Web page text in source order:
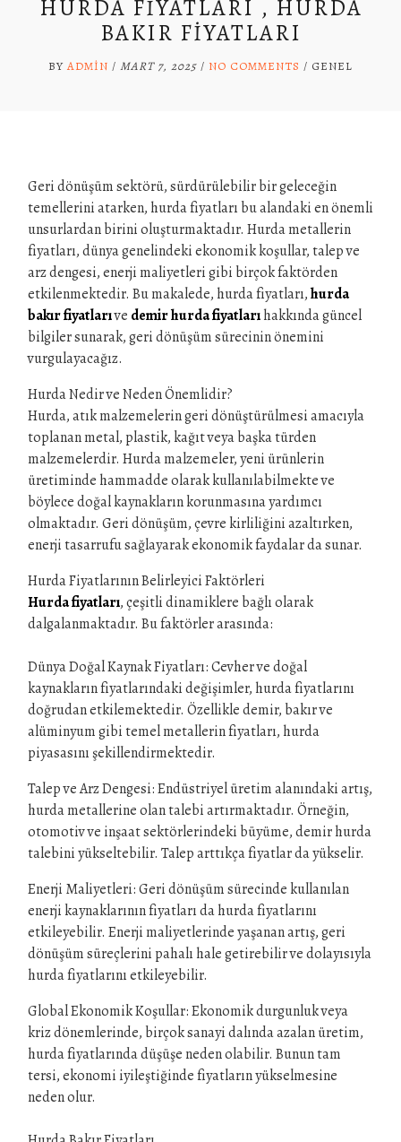
HURDA FIYATLARI , HURDA
BAKIR FIYATLARI
BY ADMIN / MART 7, 2025 / NO COMMENTS / GENEL
Geri dönüşüm sektörü, sürdürülebilir bir geleceğin
temellerini atarken, hurda fiyatları bu alandaki en önemli
unsurlardan birini oluşturmaktadır. Hurda metallerin
fiyatları, dünya genelindeki ekonomik koşullar, talep ve
arz dengesi, enerji maliyetleri gibi birçok faktörden
etkilenmektedir. Bu makalede, hurda fiyatları,hurda
bakır fiyatlarıve demir hurda fiyatlarıhakkında güncel
bilgiler sunarak, geri dönüşüm sürecinin önemini
vurgulayacağız.
Hurda Nedir ve Neden Önemlidir?
Hurda, atık malzemelerin geri dönüştürülmesi amacıyla
toplanan metal, plastik, kağıt veya başka türden
malzemelerdir. Hurda malzemeler, yeni ürünlerin
üretiminde hammadde olarak kullanılabilmekte ve
böylece doğal kaynakların korunmasına yardımcı
olmaktadır. Geri dönüşüm, çevre kirliliğini azaltırken,
enerji tasarrufu sağlayarak ekonomik faydalar da sunar.
Hurda Fiyatlarının Belirleyici Faktörleri
Hurda fiyatları, çeşitli dinamiklere bağlı olarak
dalgalanmaktadır. Bu faktörler arasında:
Dünya Doğal Kaynak Fiyatları: Cevher ve doğal
kaynakların fiyatlarındaki değişimler, hurda fiyatlarını
doğrudan etkilemektedir. Özellikle demir, bakır ve
alüminyum gibi temel metallerin fiyatları, hurda
piyasasını şekillendirmektedir.
Talep ve Arz Dengesi: Endüstriyel üretim alanındaki artış,
hurda metallerine olan talebi artırmaktadır. Örneğin,
otomotiv ve inşaat sektörlerindeki büyüme, demir hurda
talebini yükseltebilir. Talep arttıkça fiyatlar da yükselir.
Enerji Maliyetleri: Geri dönüşüm sürecinde kullanılan
enerji kaynaklarının fiyatları da hurda fiyatlarını
etkileyebilir. Enerji maliyetlerinde yaşanan artış, geri
dönüşüm süreçlerini pahalı hale getirebilir ve dolayısıyla
hurda fiyatlarını etkileyebilir.
Global Ekonomik Koşullar: Ekonomik durgunluk veya
kriz dönemlerinde, birçok sanayi dalında azalan üretim,
hurda fiyatlarında düşüşe neden olabilir. Bunun tam
tersi, ekonomi iyileştiğinde fiyatların yükselmesine
neden olur.